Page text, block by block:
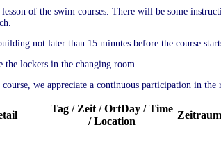
of the swim courses. There will be some
not later than 15 minutes before the course
the lockers in the changing room.
we appreciate a continuous participation in the
Tag / Zeit / OrtDay / Time
/ Location
Zeitraum